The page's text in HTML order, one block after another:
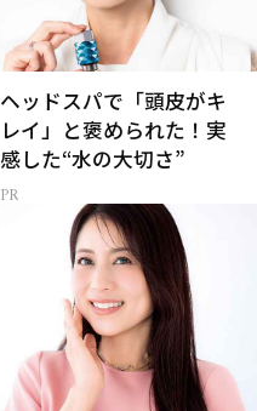
ヘッドスパで「頭皮がキ
レイ」と褒められた！実
感した“水の大切さ”